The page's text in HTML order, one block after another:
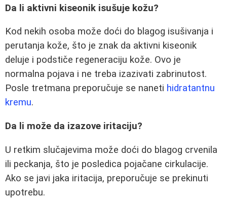
Da li aktivni kiseonik isušuje kožu?
Kod nekih osoba može doći do blagog isušivanja i
perutanja kože, što je znak da aktivni kiseonik
deluje i podstiče regeneraciju kože. Ovo je
normalna pojava i ne treba izazivati zabrinutost.
Posle tretmana preporučuje se naneti hidratantnu
kremu.
Da li može da izazove iritaciju?
U retkim slučajevima može doći do blagog crvenila
ili peckanja, što je posledica pojačane cirkulacije.
Ako se javi jaka iritacija, preporučuje se prekinuti
upotrebu.